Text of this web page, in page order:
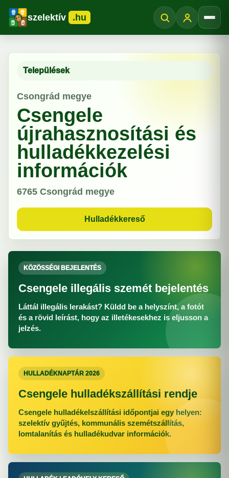
szelektív .hu
Települések
Csongrád megye
Csengele
újrahasznosítási és
hulladékkezelési
információk
6765 Csongrád megye
Hulladékkereső
KÖZÖSSÉGI BEJELENTÉS
Csengele illegális szemét bejelentés
Láttál illegális lerakást? Küldd be a helyszínt, a fotót
és a rövid leírást, hogy az illetékesekhez is eljusson a
jelzés.
HULLADÉKNAPTÁR 2026
Csengele hulladékszállítási rendje
Csengele hulladékelszállítási időpontjai egy helyen:
szelektív gyűjtés, kommunális szemétszállítás,
lomtalanítás és hulladékudvar információk.